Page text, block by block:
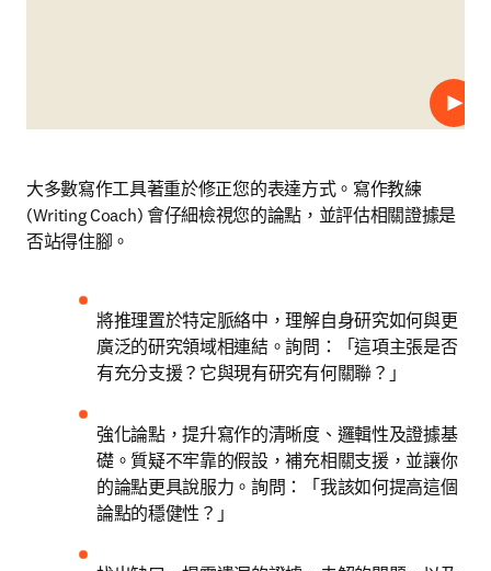
播放
大多數寫作工具著重於修正您的表達方式。寫作教練
(Writing Coach) 會仔細檢視您的論點，並評估相關證據是
否站得住腳。
將推理置於特定脈絡中，理解自身研究如何與更
廣泛的研究領域相連結。詢問：「這項主張是否
有充分支援？它與現有研究有何關聯？」
強化論點，提升寫作的清晰度、邏輯性及證據基
礎。質疑不牢靠的假設，補充相關支援，並讓你
的論點更具說服力。詢問：「我該如何提高這個
論點的穩健性？」